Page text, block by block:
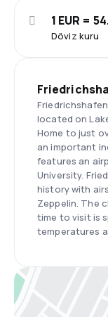
Döviz kuru
1 EUR =
located on
Home to just
an important
features an
University.
history with
Zeppelin. The
time to visit is
temperatures